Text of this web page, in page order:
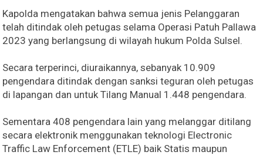
Kapolda mengatakan bahwa semua jenis Pelanggaran
telah ditindak oleh petugas selama Operasi Patuh Pallawa
2023 yang berlangsung di wilayah hukum Polda Sulsel.
Secara terperinci, diuraikannya, sebanyak 10.909
pengendara ditindak dengan sanksi teguran oleh petugas
di lapangan dan untuk Tilang Manual 1.448 pengendara.
Sementara 408 pengendara lain yang melanggar ditilang
secara elektronik menggunakan teknologi Electronic
Traffic Law Enforcement (ETLE) baik Statis maupun